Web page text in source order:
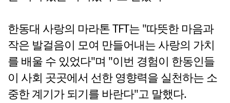
한동대 사랑의 마라톤 TFT는 "따뜻한 마음과
작은 발걸음이 모여 만들어내는 사랑의 가치
를 배울 수 있었다"며 "이번 경험이 한동인들
이 사회 곳곳에서 선한 영향력을 실천하는 소
중한 계기가 되기를 바란다"고 말했다.